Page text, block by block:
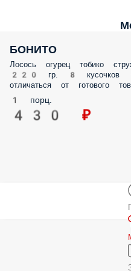
БОНИТО
Лосось огурец тобико
220 гр. 8 кусочков
отличаться от готового
1 порц.
430 ₽